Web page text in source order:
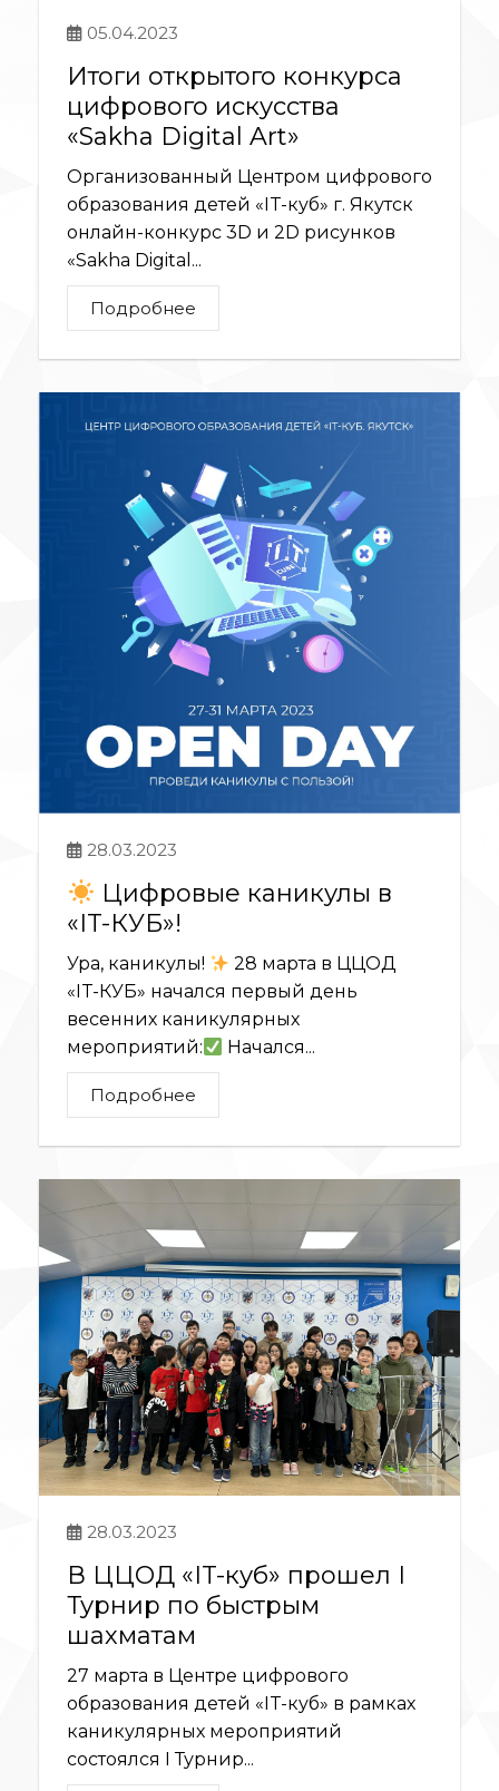
05.04.2023
Итоги открытого конкурса
цифрового искусства
«Sakha Digital Art»
Организованный Центром цифрового
образования детей «IT-куб» г. Якутск
онлайн-конкурс 3D и 2D рисунков
«Sakha Digital...
Подробнее
28.03.2023
Цифровые каникулы в
«IT-КУБ»!
Ура, каникулы!
28 марта в ЦЦОД
«IT-КУБ» начался первый день
весенних каникулярных
мероприятий:
Начался...
Подробнее
28.03.2023
В ЦЦОД «IT-куб» прошел I
Турнир по быстрым
шахматам
27 марта в Центре цифрового
образования детей «IT-куб» в рамках
каникулярных мероприятий
состоялся I Турнир...